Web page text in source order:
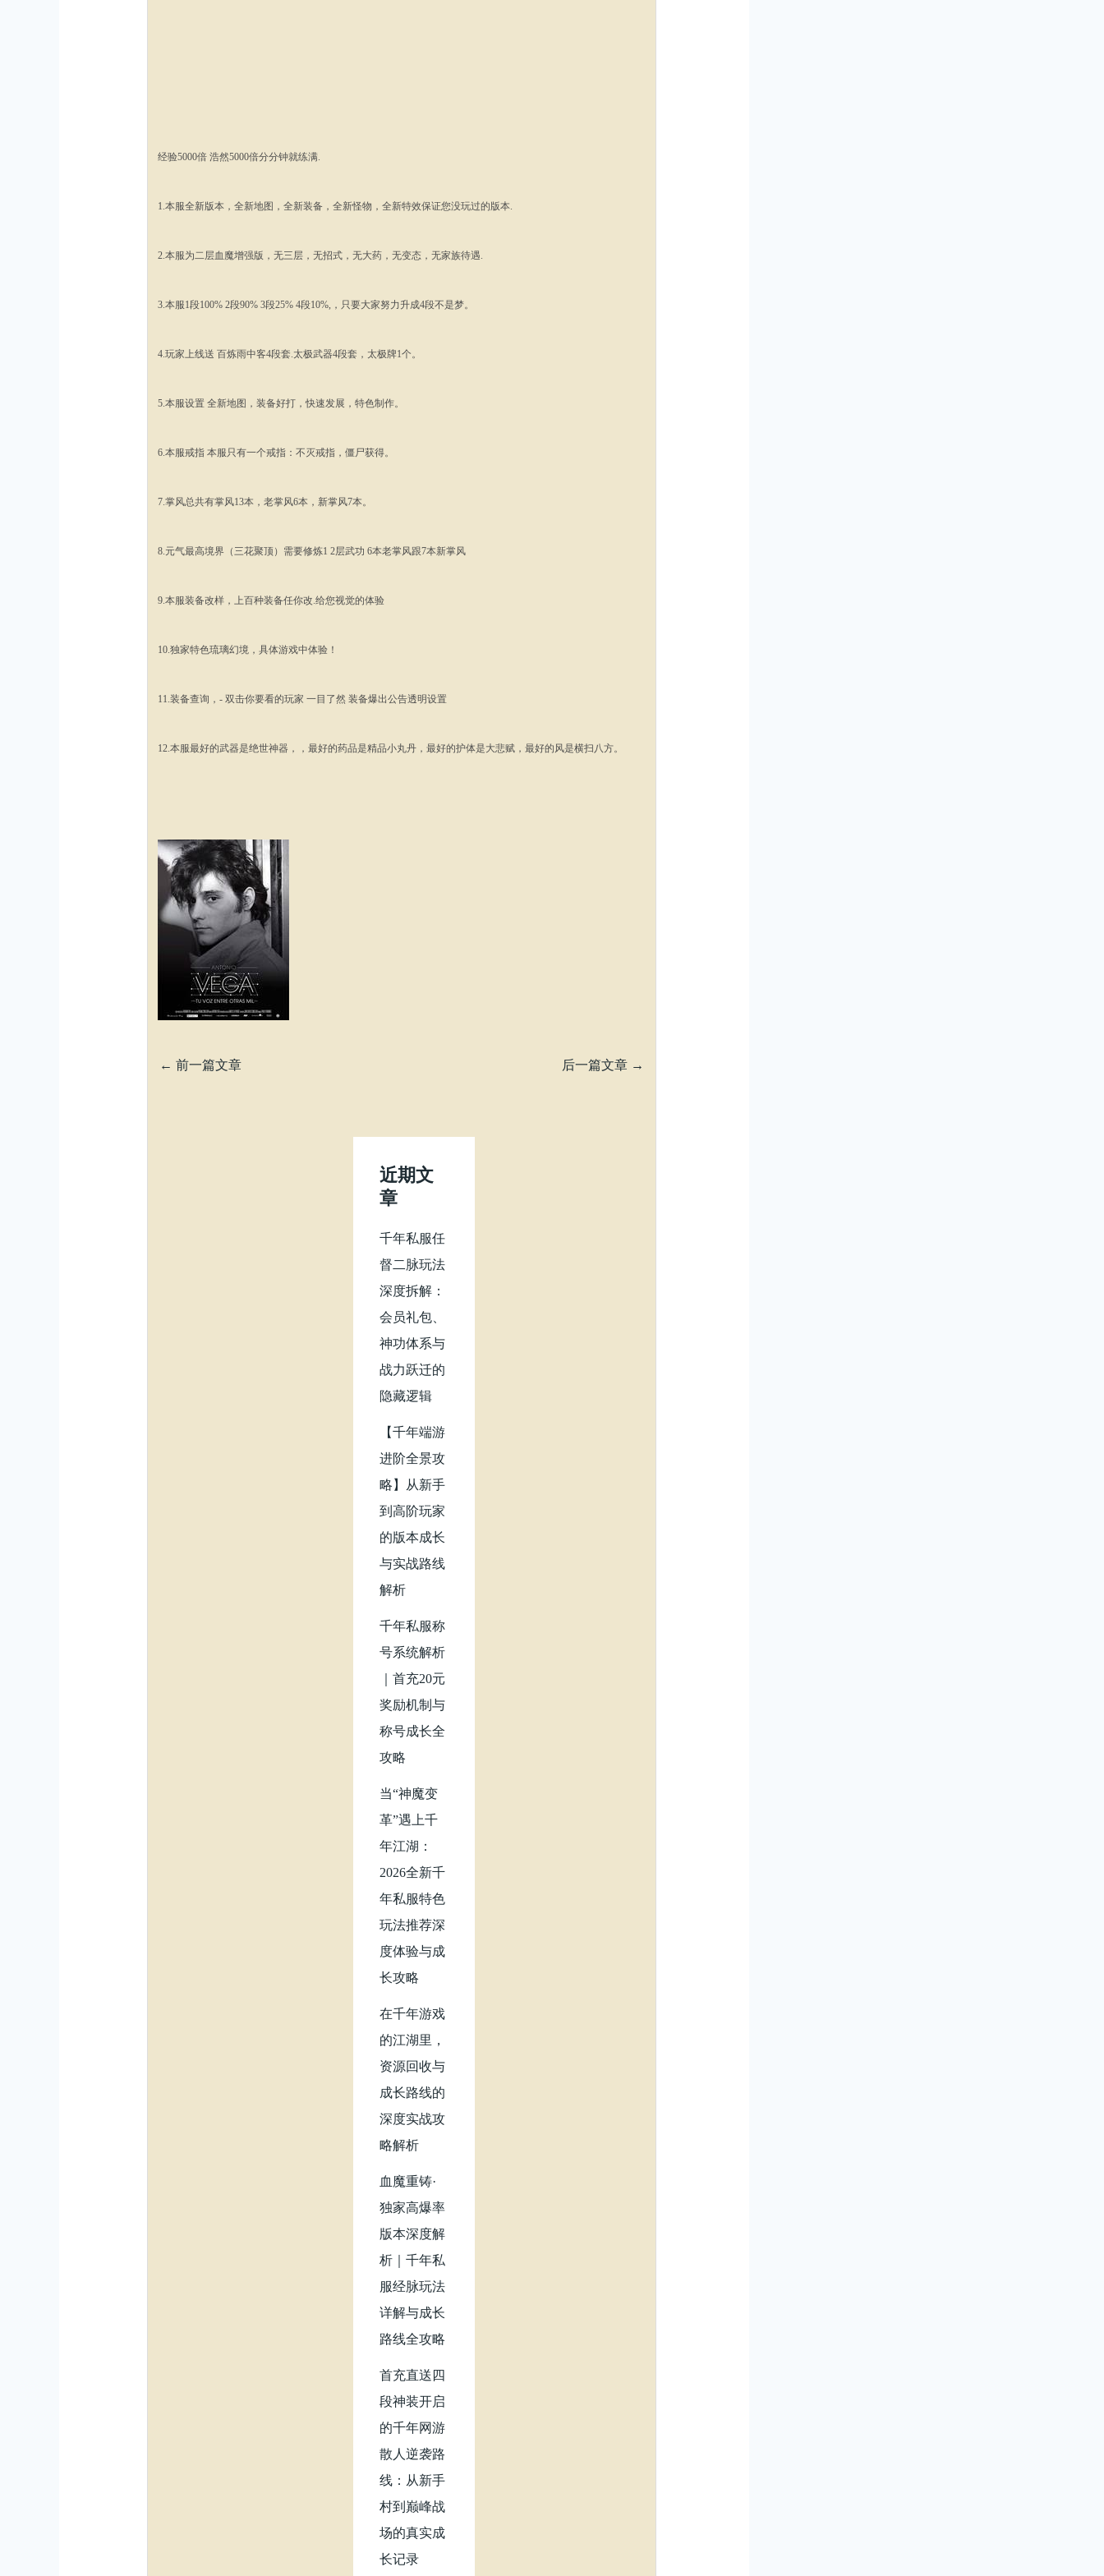
经验5000倍 浩然5000倍分分钟就练满.
1.本服全新版本，全新地图，全新装备，全新怪物，全新特效保证您没玩过的版本.
2.本服为二层血魔增强版，无三层，无招式，无大药，无变态，无家族待遇.
3.本服1段100% 2段90% 3段25% 4段10%,，只要大家努力升成4段不是梦。
4.玩家上线送 百炼雨中客4段套.太极武器4段套，太极牌1个。
5.本服设置 全新地图，装备好打，快速发展，特色制作。
6.本服戒指 本服只有一个戒指：不灭戒指，僵尸获得。
7.掌风总共有掌风13本，老掌风6本，新掌风7本。
8.元气最高境界（三花聚顶）需要修炼1 2层武功 6本老掌风跟7本新掌风
9.本服装备改样，上百种装备任你改.给您视觉的体验
10.独家特色琉璃幻境，具体游戏中体验！
11.装备查询，- 双击你要看的玩家 一目了然 装备爆出公告透明设置
12.本服最好的武器是绝世神器，，最好的药品是精品小丸丹，最好的护体是大悲赋，最好的风是横扫八方。
← 前一篇文章 后一篇文章 →
近期文
章
千年私服任
督二脉玩法
深度拆解：
会员礼包、
神功体系与
战力跃迁的
隐藏逻辑
【千年端游
进阶全景攻
略】从新手
到高阶玩家
的版本成长
与实战路线
解析
千年私服称
号系统解析
｜首充20元
奖励机制与
称号成长全
攻略
当“神魔变
革”遇上千
年江湖：
2026全新千
年私服特色
玩法推荐深
度体验与成
长攻略
在千年游戏
的江湖里，
资源回收与
成长路线的
深度实战攻
略解析
血魔重铸·
独家高爆率
版本深度解
析｜千年私
服经脉玩法
详解与成长
路线全攻略
首充直送四
段神装开启
的千年网游
散人逆袭路
线：从新手
村到巅峰战
场的真实成
长记录